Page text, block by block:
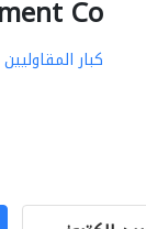
Co
كبار المقاوليين